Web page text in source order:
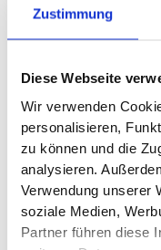
Zustimmung
Diese Webseite
Wir verwenden
personalisieren,
zu können und die
analysieren.
Verwendung unserer
soziale Medien,
Partner führen diese
Der intensive,
Ihres BMW.